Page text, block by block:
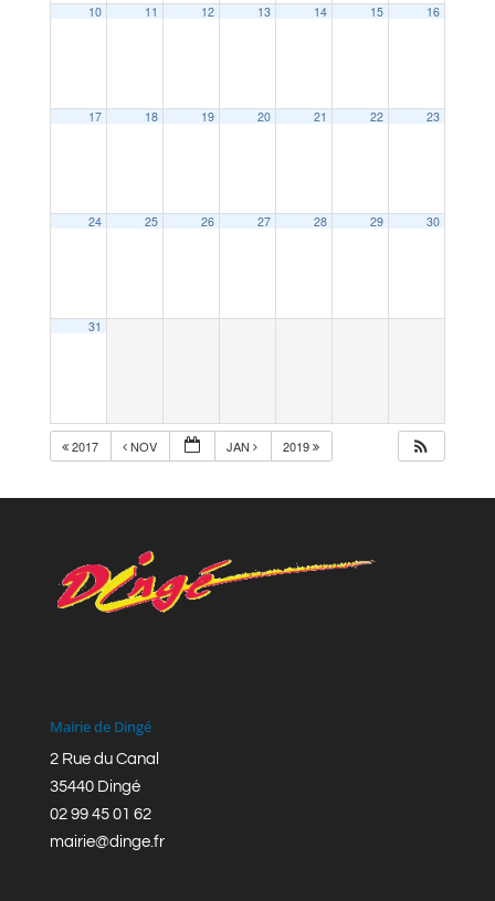
10 11 12 13 14 15 16
17 18 19 20 21 22 23
24 25 26 27 28 29 30
31
2017 NOV JAN 2019
Mairie de Dingé
2 Rue du Canal
35440 Dingé
02 99 45 01 62
mairie@dinge.fr